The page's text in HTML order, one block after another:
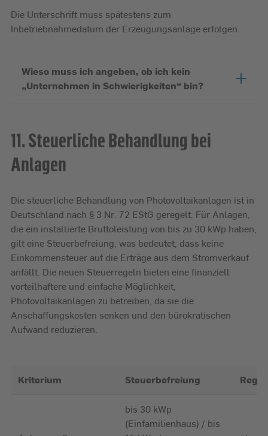
Die Unterschrift muss spätestens zum
Inbetriebnahmedatum der Erzeugungsanlage erfolgen.
Wieso muss ich angeben, ob ich kein
„Unternehmen in Schwierigkeiten“ bin?
11. Steuerliche Behandlung bei
Anlagen
Die steuerliche Behandlung von Photovoltaikanlagen ist in
Deutschland nach § 3 Nr. 72 EStG geregelt. Für Anlagen,
die ein installierte Bruttoleistung von bis zu 30 kWp haben,
gilt eine Steuerbefreiung, was bedeutet, dass keine
Einkommensteuer auf die Erträge aus dem Stromverkauf
anfällt. Die neuen Steuerregeln bieten eine finanziell
vorteilhaftere und einfache Möglichkeit,
Photovoltaikanlagen zu betreiben, da sie die
Anschaffungskosten senken und den bürokratischen
Aufwand reduzieren.
Kriterium Steuerbefreiung
bis 30 kWp
(Einfamilienhaus) / bis